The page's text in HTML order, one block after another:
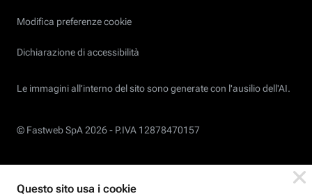
Modifica preferenze cookie
Dichiarazione di accessibilità
Le immagini all’interno del sito sono generate con l'ausilio dell'AI.
© Fastweb SpA 2026 - P.IVA 12878470157